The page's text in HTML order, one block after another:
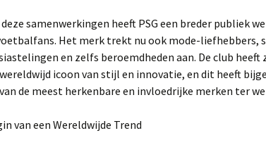
samenwerkingen heeft PSG een breder publiek
Het merk trekt nu ook mode-liefhebbers,
en zelfs beroemdheden aan. De club
icoon van stijl en innovatie, en dit heeft
de meest herkenbare en invloedrijke merken ter
van een Wereldwijde Trend